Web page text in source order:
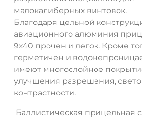
малокалиберных винтовок.
Благодаря цельной
авиационного алюминия
9x40 прочен и легок. Кроме
герметичен и
имеют многослойное
улучшения разрешения,
контрастности.
Баллистическая прицельная
ДА НЕТ